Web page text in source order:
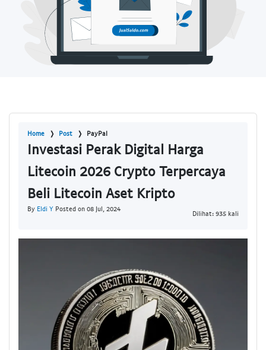
Home Post PayPal
Investasi Perak Digital Harga
Litecoin 2026 Crypto Terpercaya
Beli Litecoin Aset Kripto
By Eldi Y Posted on 08 Jul, 2024
Dilihat: 935 kali